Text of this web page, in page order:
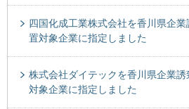
四国化成工業株式会社を香川県企
置対象企業に指定しました
株式会社ダイテックを香川県企業
対象企業に指定しました